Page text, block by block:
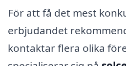
För att få det mest
erbjudandet
kontaktar flera olika